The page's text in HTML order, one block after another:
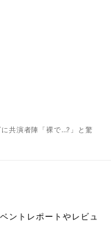
に共演者陣「裸で…?」と驚
ントレポートやレビュ